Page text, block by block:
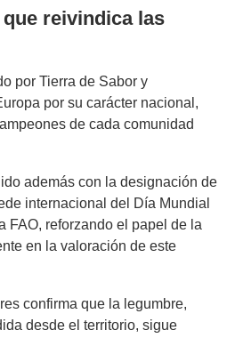
reivindica las
por Tierra de Sabor y
por su carácter nacional,
de cada comunidad
además con la designación de
internacional del Día Mundial
FAO, reforzando el papel de la
en la valoración de este
confirma que la legumbre,
desde el territorio, sigue